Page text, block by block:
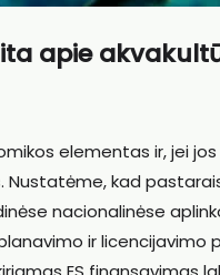
apie
elementas ir, jei
kad
nacionalinėse
ir